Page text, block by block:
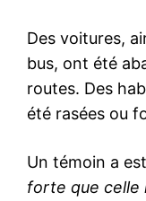
Des voitures,
bus, ont été
routes. Des
été rasées ou
Un témoin a
forte que celle